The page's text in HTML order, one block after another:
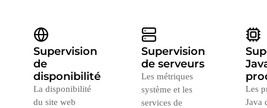
Supervision
de
disponibilité
La disponibilité
du site web
Supervision
de serveurs
Les métriques
système et les
services de
Les
Java